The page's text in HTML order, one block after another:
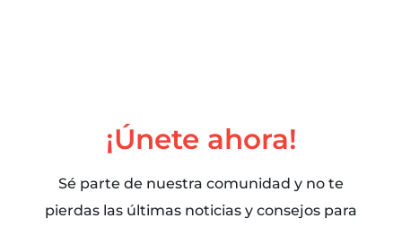
¡Únete ahora!
Sé parte de nuestra comunidad y no te
pierdas las últimas noticias y consejos para